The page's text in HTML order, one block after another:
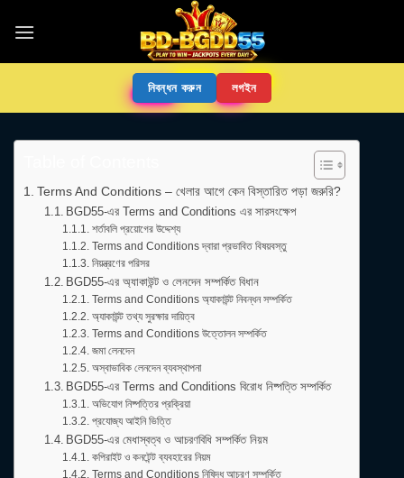
নিবন্ধন করুন লগইন
Terms And Conditions – খেলার আগে কেন বিস্তারিত পড়া জরুরি?
BGD55-এর Terms and Conditions এর সারসংক্ষেপ
শর্তাবলি প্রয়োগের উদ্দেশ্য
Terms and Conditions দ্বারা প্রভাবিত বিষয়বস্তু
নিয়ন্ত্রণের পরিসর
BGD55-এর অ্যাকাউন্ট ও লেনদেন সম্পর্কিত বিধান
Terms and Conditions অ্যাকাউন্ট নিবন্ধন সম্পর্কিত
অ্যাকাউন্ট তথ্য সুরক্ষার দায়িত্ব
Terms and Conditions উত্তোলন সম্পর্কিত
জমা লেনদেন
অস্বাভাবিক লেনদেন ব্যবস্থাপনা
BGD55-এর Terms and Conditions বিরোধ নিষ্পত্তি সম্পর্কিত
অভিযোগ নিষ্পত্তির প্রক্রিয়া
প্রযোজ্য আইনি ভিত্তি
BGD55-এর মেধাস্বত্ব ও আচরণবিধি সম্পর্কিত নিয়ম
কপিরাইট ও কনটেন্ট ব্যবহারের নিয়ম
Terms and Conditions নিষিদ্ধ আচরণ সম্পর্কিত